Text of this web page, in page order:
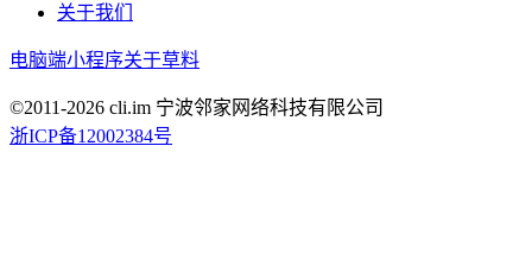
关于我们
电脑端小程序关于草料
©2011-2026 cli.im 宁波邻家网络科技有限公司
浙ICP备12002384号